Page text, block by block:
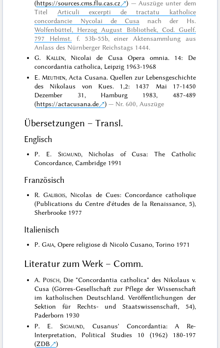
(https://sources.cms.flu.cas.cz )
Auszüge unter dem
Titel Articuli excerpti de tractatu katholice
concordancie Nycolai de Cusa nach der Hs.
Wolfenbüttel, Herzog August Bibliothek, Cod. Guelf.
797 Helmst. f. 53b-55b, einer Aktensammlung aus
Anlass des Nürnberger Reichstags 1444.
G. Kallen, Nicolai de Cusa Opera omnia. 14: De
concordantia catholica, Leipzig 1963-1968
E. Meuthen, Acta Cusana. Quellen zur Lebensgeschichte
des Nikolaus von Kues. 1,2: 1437 Mai 17-1450
Dezember 31, Hamburg 1983, 487-489
(https://actacusana.de ) Nr. 600, Auszüge
Übersetzungen – Transl.
Englisch
P. E. Sigmund, Nicholas of Cusa: The Catholic
Concordance, Cambridge 1991
Französisch
R.Galibois, Nicolas de Cues: Concordance catholique
(Publications du Centre d'études de la Renaissance, 5),
Sherbrooke 1977
Italienisch
P.Gaia, Opere religiose di Nicolò Cusano, Torino 1971
Literatur zum Werk – Comm.
A. Posch, Die "Concordantia catholica" des Nikolaus v.
Cusa (Görres-Gesellschaft zur Pflege der Wissenschaft
im katholischen Deutschland. Veröffentlichungen der
Sektion für Rechts- und Staatswissenschaft, 54),
Paderborn 1930
P. E. Sigmund, Cusanus' Concordantia: A Re-
Interpretation, Political Studies 10 (1962) 180-197
(ZDB
)